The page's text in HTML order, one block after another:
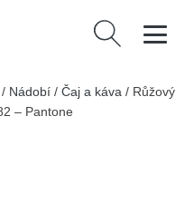
Vyhledávání
/ Nádobí / Čaj a káva / Růžový
– Pantone